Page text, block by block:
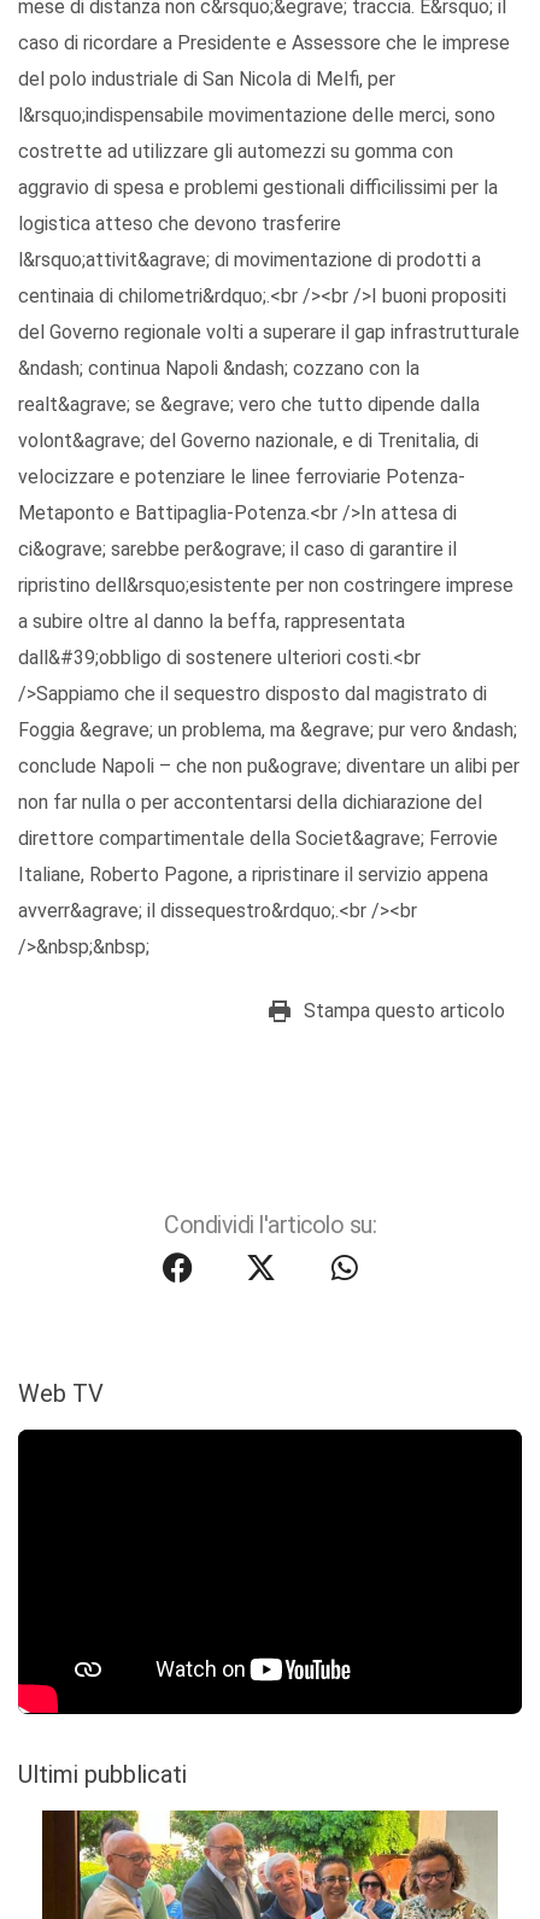
mese di distanza non c&rsquo;&egrave; traccia. E&rsquo; il
caso di ricordare a Presidente e Assessore che le imprese
del polo industriale di San Nicola di Melfi, per
l&rsquo;indispensabile movimentazione delle merci, sono
costrette ad utilizzare gli automezzi su gomma con
aggravio di spesa e problemi gestionali difficilissimi per la
logistica atteso che devono trasferire
l&rsquo;attivit&agrave; di movimentazione di prodotti a
centinaia di chilometri&rdquo;.<br /><br />I buoni propositi
del Governo regionale volti a superare il gap infrastrutturale
&ndash; continua Napoli &ndash; cozzano con la
realt&agrave; se &egrave; vero che tutto dipende dalla
volont&agrave; del Governo nazionale, e di Trenitalia, di
velocizzare e potenziare le linee ferroviarie Potenza-
Metaponto e Battipaglia-Potenza.<br />In attesa di
ci&ograve; sarebbe per&ograve; il caso di garantire il
ripristino dell&rsquo;esistente per non costringere imprese
a subire oltre al danno la beffa, rappresentata
dall&#39;obbligo di sostenere ulteriori costi.<br
/>Sappiamo che il sequestro disposto dal magistrato di
Foggia &egrave; un problema, ma &egrave; pur vero &ndash;
conclude Napoli – che non pu&ograve; diventare un alibi per
non far nulla o per accontentarsi della dichiarazione del
direttore compartimentale della Societ&agrave; Ferrovie
Italiane, Roberto Pagone, a ripristinare il servizio appena
avverr&agrave; il dissequestro&rdquo;.<br /><br
/>&nbsp;&nbsp;
Stampa questo articolo
Condividi l'articolo su:
Web TV
Ultimi pubblicati